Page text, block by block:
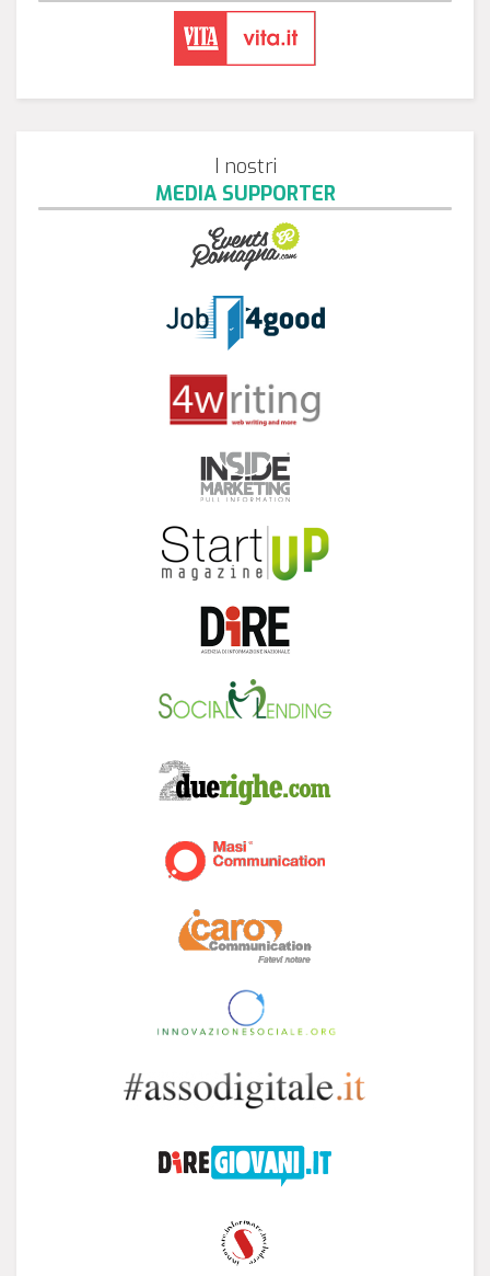
I nostri
MEDIA SUPPORTER